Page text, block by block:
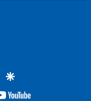
twittergoogle
youtube-